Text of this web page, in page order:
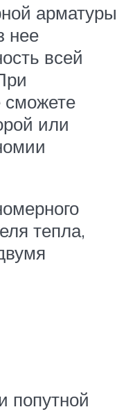
арматуры
нее
всей
сможете
или
тепла,
попутной